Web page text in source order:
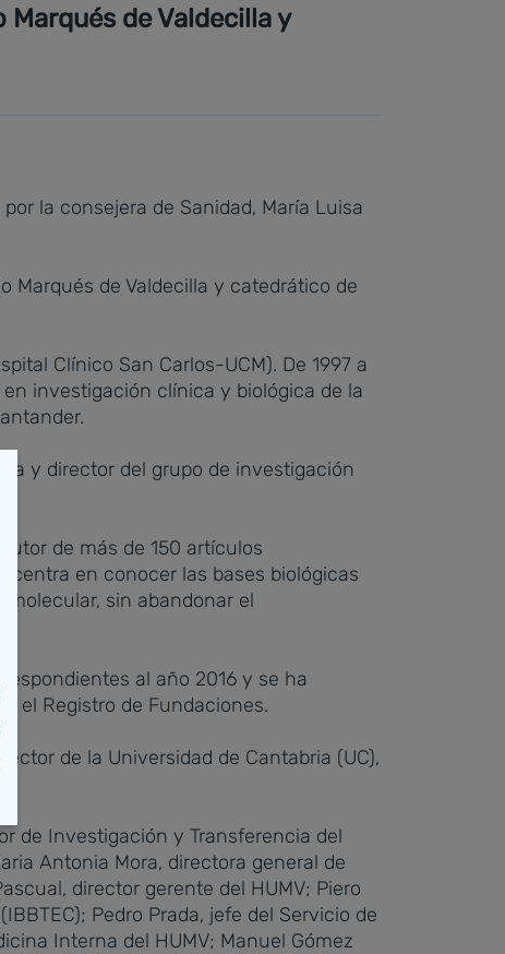
de Valdecilla y
la consejera de Sanidad, María Luisa
Marqués de Valdecilla y catedrático de
Clínico San Carlos-UCM). De 1997 a
investigación clínica y biológica de la
y director del grupo de investigación
de más de 150 artículos
en conocer las bases biológicas
sin abandonar el
al año 2016 y se ha
el Registro de Fundaciones.
de la Universidad de Cantabria (UC),
de Investigación y Transferencia del
Antonia Mora, directora general de
director gerente del HUMV; Piero
Pedro Prada, jefe del Servicio de
Interna del HUMV; Manuel Gómez